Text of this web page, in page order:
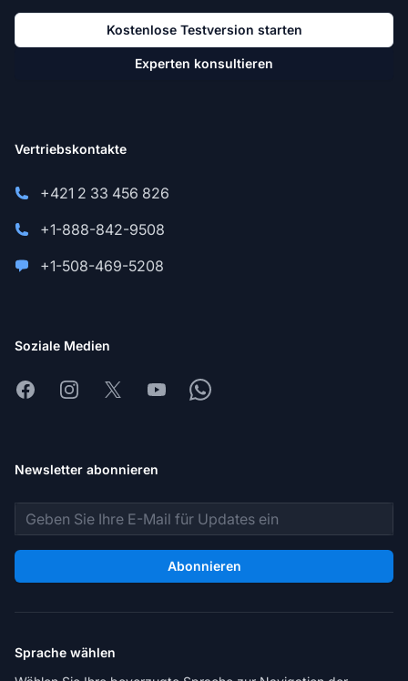
Kostenlose Testversion starten
Experten konsultieren
Vertriebskontakte
+421 2 33 456 826
+1-888-842-9508
+1-508-469-5208
Soziale Medien
FacebookInstagram
X YoutubeWhatsapp
Newsletter abonnieren
E-Mail-Adresse
Abonnieren
Sprache wählen